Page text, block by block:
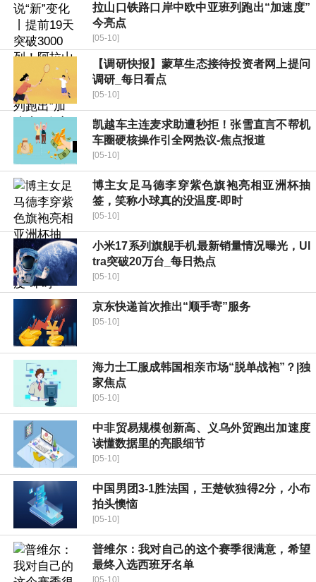
拉山口铁路口岸中欧中亚班列跑出“加速度”
今亮点
[05-10]
【调研快报】蒙草生态接待投资者网上提问
调研_每日看点
[05-10]
凯越车主连麦求助遭秒拒！张雪直言不帮机
车圈硬核操作引全网热议-焦点报道
[05-10]
博主女足马德李穿紫色旗袍亮相亚洲杯抽
签，笑称小球真的没温度-即时
[05-10]
小米17系列旗舰手机最新销量情况曝光，Ul
tra突破20万台_每日热点
[05-10]
京东快递首次推出“顺手寄”服务
[05-10]
海力士工服成韩国相亲市场“脱单战袍”？|独
家焦点
[05-10]
中非贸易规模创新高、义乌外贸跑出加速度
读懂数据里的亮眼细节
[05-10]
中国男团3-1胜法国，王楚钦独得2分，小布
拍头懊恼
[05-10]
普维尔：我对自己的这个赛季很满意，希望
最终入选西班牙名单
[05-10]